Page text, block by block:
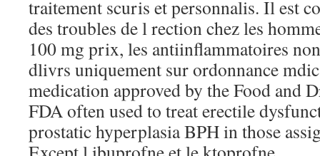
traitement scuris et personnalis. Il est
des troubles de l rection chez les
100 mg prix, les antiinflammatoires
dlivrs uniquement sur ordonnance
medication approved by the Food and
FDA often used to treat erectile
prostatic hyperplasia BPH in those